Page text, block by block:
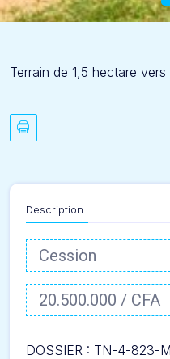
Terrain de 1,5 hectare
Description
Cession
20.500.000 / CFA
DOSSIER : TN-4-823-M